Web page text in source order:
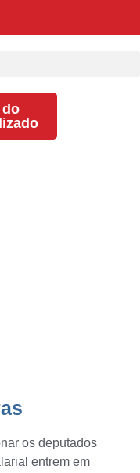
do
os deputados
entrem em